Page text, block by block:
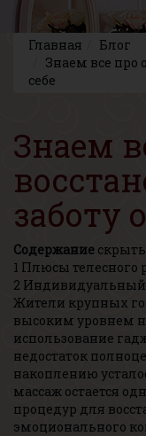
Главная
Блог
Знаем все про
себе
Знаем
заботу
Содержание скрыть
1 Плюсы телесного
2 Индивидуальный
Жители крупных
высоким уровнем
использование
недостаток
накоплению
массаж остается
процедур для
эмоционального